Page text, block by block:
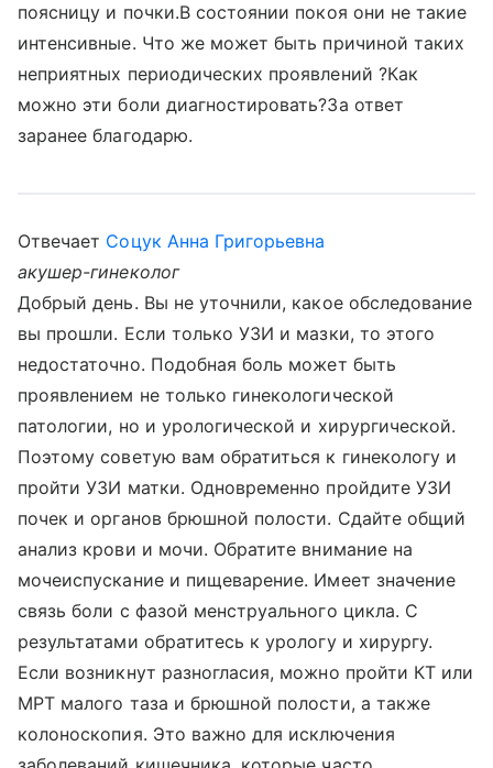
поясницу и почки.В состоянии покоя они не такие
интенсивные. Что же может быть причиной таких
неприятных периодических проявлений ?Как
можно эти боли диагностировать?За ответ
заранее благодарю.
Отвечает Соцук Анна Григорьевна
акушер-гинеколог
Добрый день. Вы не уточнили, какое обследование
вы прошли. Если только УЗИ и мазки, то этого
недостаточно. Подобная боль может быть
проявлением не только гинекологической
патологии, но и урологической и хирургической.
Поэтому советую вам обратиться к гинекологу и
пройти УЗИ матки. Одновременно пройдите УЗИ
почек и органов брюшной полости. Сдайте общий
анализ крови и мочи. Обратите внимание на
мочеиспускание и пищеварение. Имеет значение
связь боли с фазой менструального цикла. С
результатами обратитесь к урологу и хирургу.
Если возникнут разногласия, можно пройти КТ или
МРТ малого таза и брюшной полости, а также
колоноскопия. Это важно для исключения